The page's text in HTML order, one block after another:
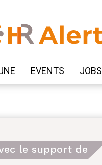
EVENTS JOBS
le support de